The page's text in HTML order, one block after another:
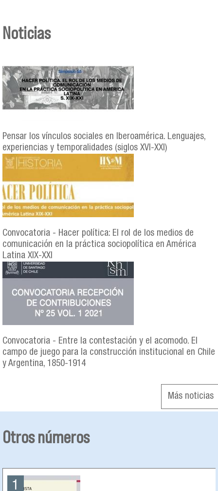
Noticias
Pensar los vínculos sociales en Iberoamérica. Lenguajes,
experiencias y temporalidades (siglos XVI-XXI)
Convocatoria - Hacer política: El rol de los medios de
comunicación en la práctica sociopolítica en América
Latina XIX-XXI
Convocatoria - Entre la contestación y el acomodo. El
campo de juego para la construcción institucional en Chile
y Argentina, 1850-1914
Más noticias
Otros números
1